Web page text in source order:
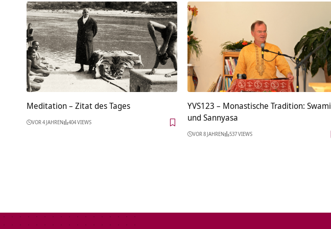
Meditation – Zitat des Tages
VOR 4 JAHREN 404 VIEWS
YVS123 – Monastische Tradition: Swami
und Sannyasa
VOR 8 JAHREN 537 VIEWS